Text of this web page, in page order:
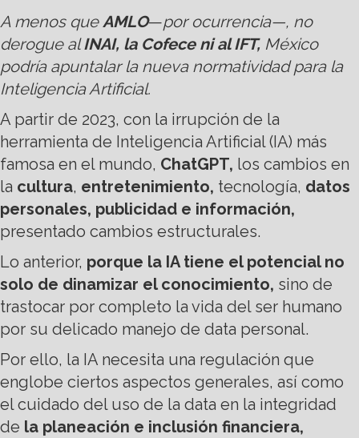
A menos queAMLO—por ocurrencia—, no
derogue alINAI, la Cofece ni al IFT, México
podría apuntalar la nueva normatividad para la
Inteligencia Artificial.
A partir de 2023, con la irrupción de la
herramienta de Inteligencia Artificial (IA) más
famosa en el mundo, ChatGPT, los cambios en
la cultura, entretenimiento, tecnología, datos
personales, publicidad e información,
presentado cambios estructurales.
Lo anterior, porque la IA tiene el potencial no
solo de dinamizar el conocimiento, sino de
trastocar por completo la vida del ser humano
por su delicado manejo de data personal.
Por ello, la IA necesita una regulación que
englobe ciertos aspectos generales, así como
el cuidado del uso de la data en la integridad
de la planeación e inclusión financiera,